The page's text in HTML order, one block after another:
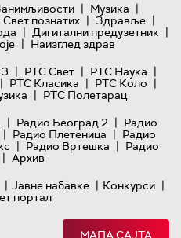
| Музика |
Свет познатих | Здравље |
| Дигитални предузетник |
| Наизглед здрав
| РТС Свет | РТС Наука |
| РТС Класика | РТС Коло |
| РТС Полетарац
| Радио Београд 2 | Радио
| Радио Плетеница | Радио
| Радио Вртешка | Радио
| Архив
| Јавне набавке | Конкурси |
портал
МАПА САЈТА